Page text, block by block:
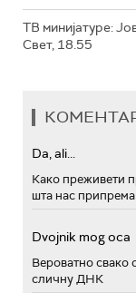
ТВ минијатуре:
Свет, 18.55
Da, ali...
Како преживети
шта нас
Dvojnik mog oca
Вероватно свако
сличну ДНК